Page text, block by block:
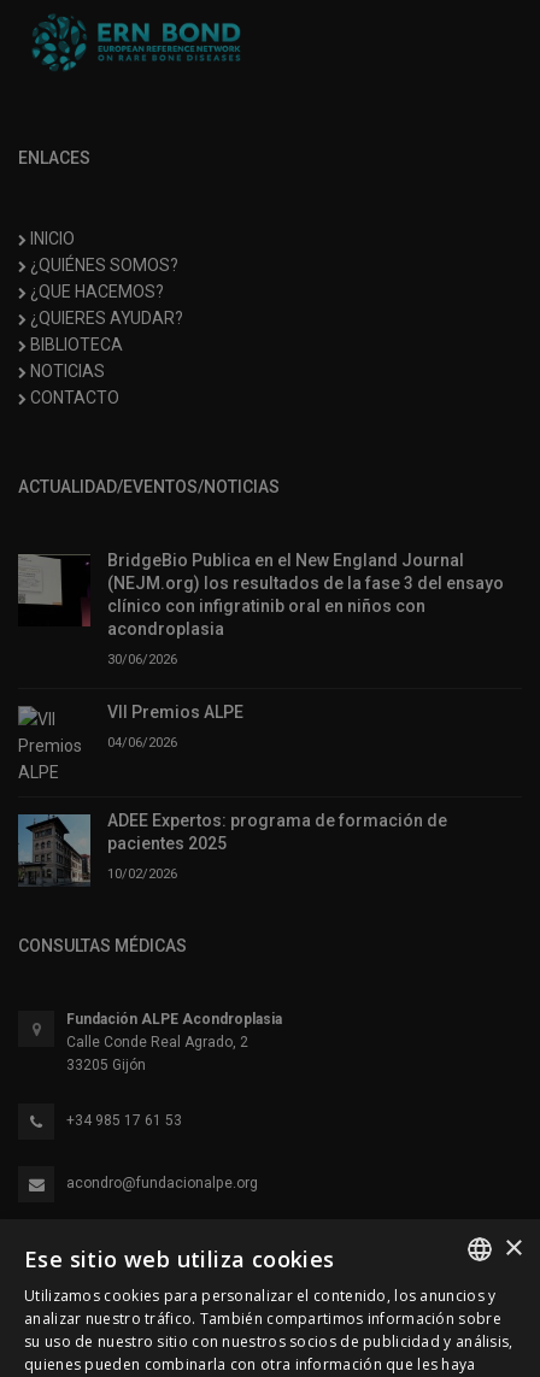
ENLACES
INICIO
¿QUIÉNES SOMOS?
¿QUE HACEMOS?
¿QUIERES AYUDAR?
BIBLIOTECA
NOTICIAS
CONTACTO
ACTUALIDAD/EVENTOS/NOTICIAS
BridgeBio Publica en el New England Journal
(NEJM.org) los resultados de la fase 3 del ensayo
clínico con infigratinib oral en niños con
acondroplasia
30/06/2026
VII Premios ALPE
04/06/2026
ADEE Expertos: programa de formación de
pacientes 2025
10/02/2026
CONSULTAS MÉDICAS
Fundación ALPE Acondroplasia
Calle Conde Real Agrado, 2
33205 Gijón
+34 985 17 61 53
acondro@fundacionalpe.org
SPANISH
ENGLISH
×
Ese sitio web utiliza cookies
Utilizamos cookies para personalizar el contenido, los anuncios y
analizar nuestro tráfico. También compartimos información sobre
su uso de nuestro sitio con nuestros socios de publicidad y análisis,
quienes pueden combinarla con otra información que les haya